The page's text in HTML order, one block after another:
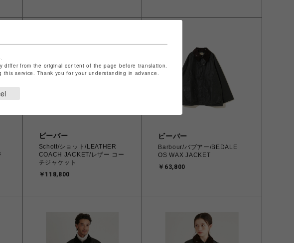
ビーバー
Schott/ショット/LEATHER
COACH JACKET/レザー コー
チジャケット
￥118,800
ビーバー
Barbour/バブアー/BEDALE
OS WAX JACKET
￥63,800
from the original content of the page before translation.
service. Thank you for your understanding in advance.